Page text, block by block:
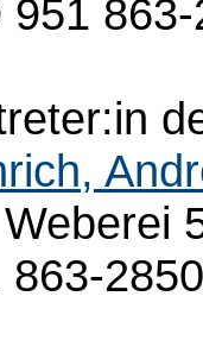
951
863-2850